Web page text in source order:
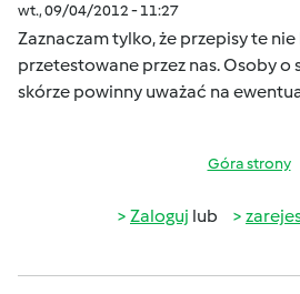
wt., 09/04/2012 - 11:27
Zaznaczam tylko, że przepisy te nie
przetestowane przez nas. Osoby o
skórze powinny uważać na
Góra strony
Zaloguj lub